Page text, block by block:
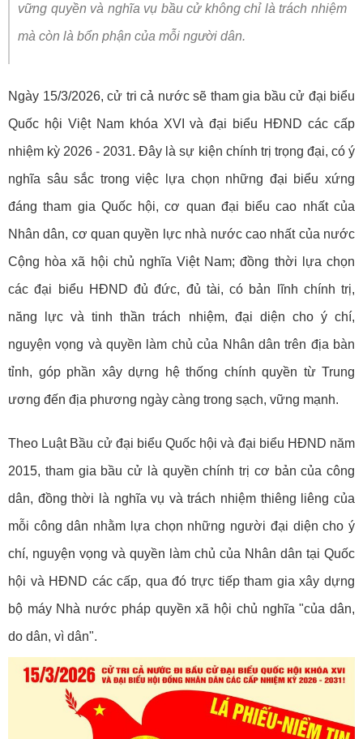
vững quyền và nghĩa vụ bầu cử không chỉ là trách nhiệm
mà còn là bổn phận của mỗi người dân.
Ngày 15/3/2026, cử tri cả nước sẽ tham gia bầu cử đại biểu
Quốc hội Việt Nam khóa XVI và đại biểu HĐND các cấp
nhiệm kỳ 2026 - 2031. Đây là sự kiện chính trị trọng đại, có ý
nghĩa sâu sắc trong việc lựa chọn những đại biểu xứng
đáng tham gia Quốc hội, cơ quan đại biểu cao nhất của
Nhân dân, cơ quan quyền lực nhà nước cao nhất của nước
Cộng hòa xã hội chủ nghĩa Việt Nam; đồng thời lựa chọn
các đại biểu HĐND đủ đức, đủ tài, có bản lĩnh chính trị,
năng lực và tinh thần trách nhiệm, đại diện cho ý chí,
nguyện vọng và quyền làm chủ của Nhân dân trên địa bàn
tỉnh, góp phần xây dựng hệ thống chính quyền từ Trung
ương đến địa phương ngày càng trong sạch, vững mạnh.
Theo Luật Bầu cử đại biểu Quốc hội và đại biểu HĐND năm
2015, tham gia bầu cử là quyền chính trị cơ bản của công
dân, đồng thời là nghĩa vụ và trách nhiệm thiêng liêng của
mỗi công dân nhằm lựa chọn những người đại diện cho ý
chí, nguyện vọng và quyền làm chủ của Nhân dân tại Quốc
hội và HĐND các cấp, qua đó trực tiếp tham gia xây dựng
bộ máy Nhà nước pháp quyền xã hội chủ nghĩa "của dân,
do dân, vì dân".